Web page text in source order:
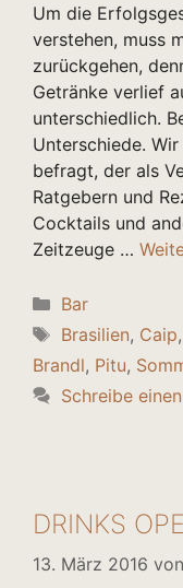
Um die
verstehen, muss
zurückgehen,
Getränke verlief
unterschiedlich.
Unterschiede.
befragt, der als
Ratgebern und
Cocktails und
Zeitzeuge …
Kategorien
Bar
Schlagwörter
Brasilien, Caip,
Brandl, Pitu,
Schreibe
DRINKS
13. März 2016 von